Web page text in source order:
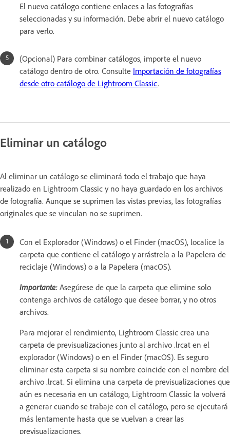
El nuevo catálogo contiene enlaces a las fotografías
seleccionadas y su información. Debe abrir el nuevo catálogo
para verlo.
(Opcional) Para combinar catálogos, importe el nuevo
catálogo dentro de otro. Consulte Importación de fotografías
desde otro catálogo de Lightroom Classic.
Eliminar un catálogo
Al eliminar un catálogo se eliminará todo el trabajo que haya
realizado en Lightroom Classic y no haya guardado en los archivos
de fotografía. Aunque se suprimen las vistas previas, las fotografías
originales que se vinculan no se suprimen.
Con el Explorador (Windows) o el Finder (macOS), localice la
carpeta que contiene el catálogo y arrástrela a la Papelera de
reciclaje (Windows) o a la Papelera (macOS).
Importante: Asegúrese de que la carpeta que elimine solo
contenga archivos de catálogo que desee borrar, y no otros
archivos.
Para mejorar el rendimiento, Lightroom Classic crea una
carpeta de previsualizaciones junto al archivo .lrcat en el
explorador (Windows) o en el Finder (macOS). Es seguro
eliminar esta carpeta si su nombre coincide con el nombre del
archivo .lrcat. Si elimina una carpeta de previsualizaciones que
aún es necesaria en un catálogo, Lightroom Classic la volverá
a generar cuando se trabaje con el catálogo, pero se ejecutará
más lentamente hasta que se vuelvan a crear las
previsualizaciones.